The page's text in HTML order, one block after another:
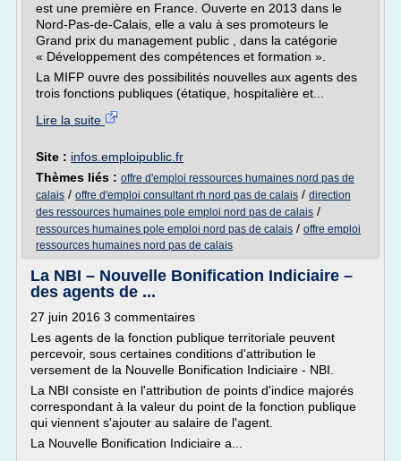
est une première en France. Ouverte en 2013 dans le
Nord-Pas-de-Calais, elle a valu à ses promoteurs le
Grand prix du management public , dans la catégorie
« Développement des compétences et formation ».
La MIFP ouvre des possibilités nouvelles aux agents des
trois fonctions publiques (étatique, hospitalière et...
Lire la suite
Site : infos.emploipublic.fr
Thèmes liés : offre d'emploi ressources humaines nord pas de
calais / offre d'emploi consultant rh nord pas de calais / direction
des ressources humaines pole emploi nord pas de calais /
ressources humaines pole emploi nord pas de calais / offre emploi
ressources humaines nord pas de calais
La NBI – Nouvelle Bonification Indiciaire –
des agents de ...
27 juin 2016 3 commentaires
Les agents de la fonction publique territoriale peuvent
percevoir, sous certaines conditions d'attribution le
versement de la Nouvelle Bonification Indiciaire - NBI.
La NBI consiste en l'attribution de points d'indice majorés
correspondant à la valeur du point de la fonction publique
qui viennent s'ajouter au salaire de l'agent.
La Nouvelle Bonification Indiciaire a...